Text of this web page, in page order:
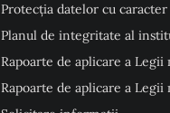
Protecția datelor cu
Planul de integritate al
Rapoarte de aplicare a
Rapoarte de aplicare a